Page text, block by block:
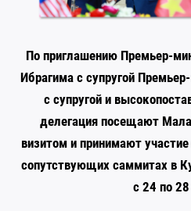
По приглашению Премьер-
Ибрагима с супругой
с супругой и
делегация посещают
визитом и принимают
сопутствующих саммитах в
с 24 по